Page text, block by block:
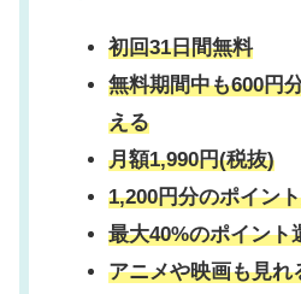
初回31日間無料
無料期間中も600円
える
月額1,990円(税抜)
1,200円分のポイン
最大40%のポイント
アニメや映画も見れ